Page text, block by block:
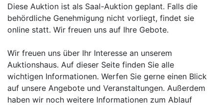
Diese Auktion ist als Saal-Auktion geplant. Falls die
behördliche Genehmigung nicht vorliegt, findet sie
online statt. Wir freuen uns auf Ihre Gebote.
Wir freuen uns über Ihr Interesse an unserem
Auktionshaus. Auf dieser Seite finden Sie alle
wichtigen Informationen. Werfen Sie gerne einen Blick
auf unsere Angebote und Veranstaltungen. Außerdem
haben wir noch weitere Informationen zum Ablauf